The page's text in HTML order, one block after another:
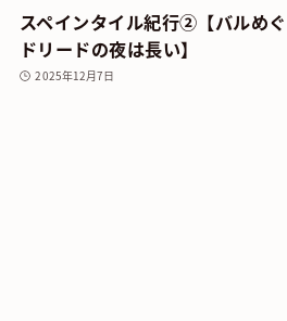
スペインタイル紀行②【バル
ドリードの夜は長い】
2025年12月7日